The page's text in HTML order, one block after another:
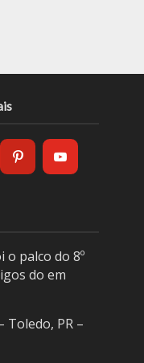
palco do 8º
do em
Toledo, PR –